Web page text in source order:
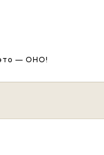
— ОНО!